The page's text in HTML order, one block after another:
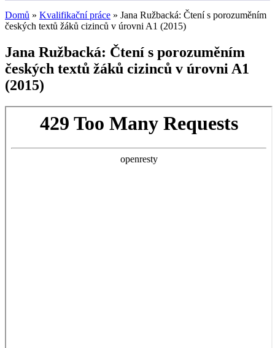
Domů » Kvalifikační práce » Jana Ružbacká: Čtení s porozuměním
českých textů žáků cizinců v úrovni A1 (2015)
Jana Ružbacká: Čtení s porozuměním
českých textů žáků cizinců v úrovni A1
(2015)
Skip